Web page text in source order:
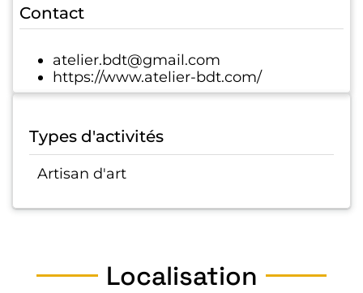
Contact
atelier.bdt@gmail.com
https://www.atelier-bdt.com/
Types d'activités
Artisan d'art
Localisation